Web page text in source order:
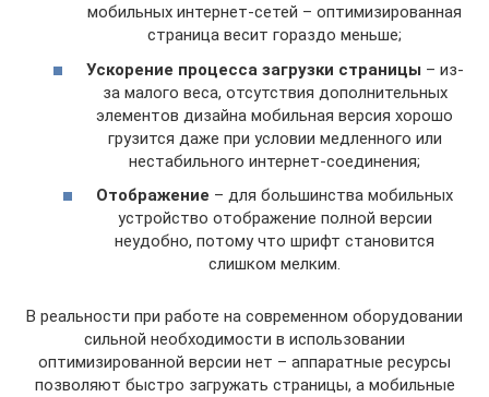
мобильных интернет-сетей – оптимизированная
страница весит гораздо меньше;
Ускорение процесса загрузки страницы – из-
за малого веса, отсутствия дополнительных
элементов дизайна мобильная версия хорошо
грузится даже при условии медленного или
нестабильного интернет-соединения;
Отображение – для большинства мобильных
устройство отображение полной версии
неудобно, потому что шрифт становится
слишком мелким.
В реальности при работе на современном оборудовании
сильной необходимости в использовании
оптимизированной версии нет – аппаратные ресурсы
позволяют быстро загружать страницы, а мобильные